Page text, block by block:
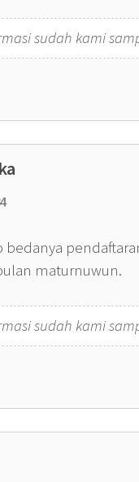
sudah kami
bedanya
maturnuwun.
sudah kami